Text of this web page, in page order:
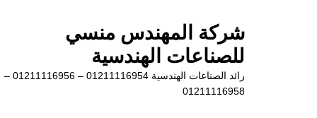
شركة المهندس منسي
للصناعات الهندسية
رائد الصناعات الهندسية 01211116954 – 01211116956 –
01211116958